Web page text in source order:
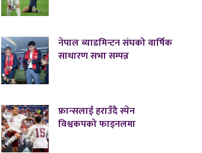
नेपाल ब्याडमिन्टन संघको वार्षिक
साधारण सभा सम्पन्न
फ्रान्सलाई हराउँदै स्पेन
विश्वकपको फाइनलमा